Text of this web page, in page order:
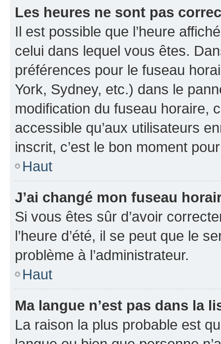
Les heures ne sont pas
Il est possible que l’heure
celui dans lequel vous êtes.
préférences pour le fuseau
York, Sydney, etc.) dans le
modification du fuseau horaire,
accessible qu’aux utilisateurs
inscrit, c’est le bon moment
Haut
J’ai changé mon fuseau
Si vous êtes sûr d’avoir
l’heure d’été, il se peut que le
problème à l’administrateur.
Haut
Ma langue n’est pas dans la
La raison la plus probable est